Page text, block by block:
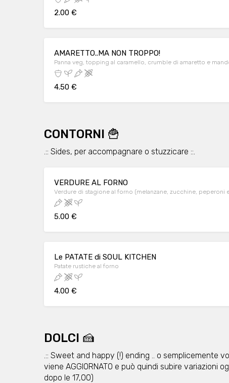
2.00 €
AMARETTO..MA NON TROPPO!
Panna veg, topping al caramello, crumble di amaretto e
4.50 €
CONTORNI 🍟
.:: Sides, per accompagnare o stuzzicare ::.
VERDURE AL FORNO
Verdure di stagione al forno (melanzane, zucchine, peperoni
5.00 €
Le PATATE di SOUL KITCHEN
Patate rustiche al forno
4.00 €
DOLCI 🍰
.:: Sweet and happy (!) ending .. o semplicemente
viene AGGIORNATO e può quindi subire variazioni
dopo le 17,00)